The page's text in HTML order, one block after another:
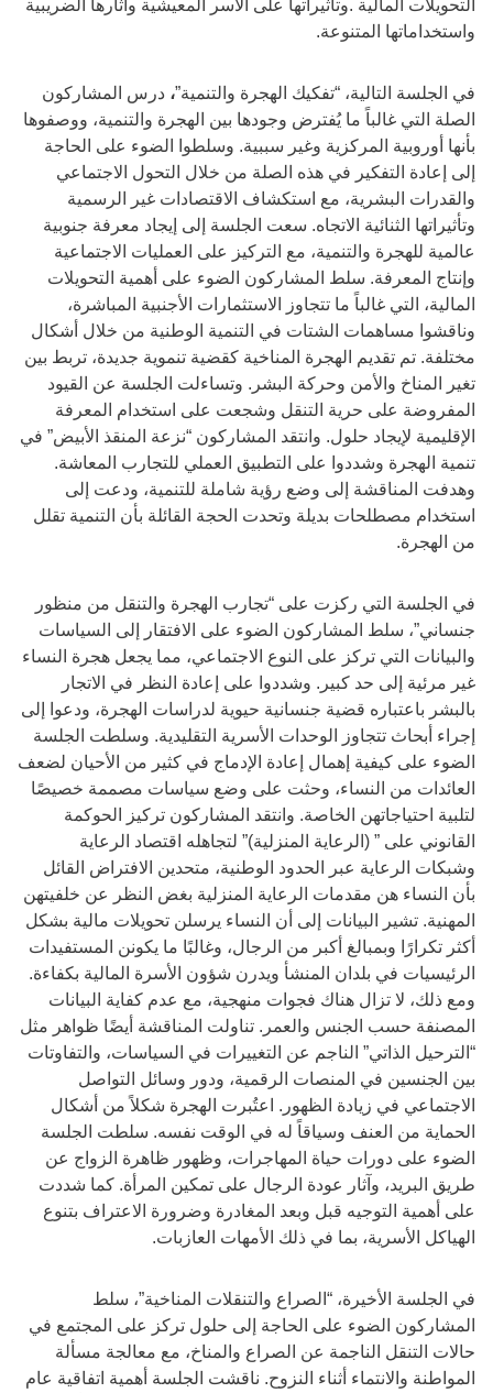
التحويلات المالية .وتأثيراتها على الأسر المعيشية وآثارها الضريبية
واستخداماتها المتنوعة.
في الجلسة التالية، “تفكيك الهجرة والتنمية”، درس المشاركون
الصلة التي غالباً ما يُفترض وجودها بين الهجرة والتنمية، ووصفوها
بأنها أوروبية المركزية وغير سببية. وسلطوا الضوء على الحاجة
إلى إعادة التفكير في هذه الصلة من خلال التحول الاجتماعي
والقدرات البشرية، مع استكشاف الاقتصادات غير الرسمية
وتأثيراتها الثنائية الاتجاه. سعت الجلسة إلى إيجاد معرفة جنوبية
عالمية للهجرة والتنمية، مع التركيز على العمليات الاجتماعية
وإنتاج المعرفة. سلط المشاركون الضوء على أهمية التحويلات
المالية، التي غالباً ما تتجاوز الاستثمارات الأجنبية المباشرة،
وناقشوا مساهمات الشتات في التنمية الوطنية من خلال أشكال
مختلفة. تم تقديم الهجرة المناخية كقضية تنموية جديدة، تربط بين
تغير المناخ والأمن وحركة البشر. وتساءلت الجلسة عن القيود
المفروضة على حرية التنقل وشجعت على استخدام المعرفة
الإقليمية لإيجاد حلول. وانتقد المشاركون “نزعة المنقذ الأبيض” في
تنمية الهجرة وشددوا على التطبيق العملي للتجارب المعاشة.
وهدفت المناقشة إلى وضع رؤية شاملة للتنمية، ودعت إلى
استخدام مصطلحات بديلة وتحدت الحجة القائلة بأن التنمية تقلل
من الهجرة.
في الجلسة التي ركزت على “تجارب الهجرة والتنقل من منظور
جنساني”، سلط المشاركون الضوء على الافتقار إلى السياسات
والبيانات التي تركز على النوع الاجتماعي، مما يجعل هجرة النساء
غير مرئية إلى حد كبير. وشددوا على إعادة النظر في الاتجار
بالبشر باعتباره قضية جنسانية حيوية لدراسات الهجرة، ودعوا إلى
إجراء أبحاث تتجاوز الوحدات الأسرية التقليدية. وسلطت الجلسة
الضوء على كيفية إهمال إعادة الإدماج في كثير من الأحيان لضعف
العائدات من النساء، وحثت على وضع سياسات مصممة خصيصًا
لتلبية احتياجاتهن الخاصة. وانتقد المشاركون تركيز الحوكمة
القانوني على ” (الرعاية المنزلية)” لتجاهله اقتصاد الرعاية
وشبكات الرعاية عبر الحدود الوطنية، متحدين الافتراض القائل
بأن النساء هن مقدمات الرعاية المنزلية بغض النظر عن خلفيتهن
المهنية. تشير البيانات إلى أن النساء يرسلن تحويلات مالية بشكل
أكثر تكرارًا وبمبالغ أكبر من الرجال، وغالبًا ما يكونن المستفيدات
الرئيسيات في بلدان المنشأ ويدرن شؤون الأسرة المالية بكفاءة.
ومع ذلك، لا تزال هناك فجوات منهجية، مع عدم كفاية البيانات
المصنفة حسب الجنس والعمر. تناولت المناقشة أيضًا ظواهر مثل
“الترحيل الذاتي” الناجم عن التغييرات في السياسات، والتفاوتات
بين الجنسين في المنصات الرقمية، ودور وسائل التواصل
الاجتماعي في زيادة الظهور. اعتُبرت الهجرة شكلاً من أشكال
الحماية من العنف وسياقاً له في الوقت نفسه. سلطت الجلسة
الضوء على دورات حياة المهاجرات، وظهور ظاهرة الزواج عن
طريق البريد، وآثار عودة الرجال على تمكين المرأة. كما شددت
على أهمية التوجيه قبل وبعد المغادرة وضرورة الاعتراف بتنوع
الهياكل الأسرية، بما في ذلك الأمهات العازبات.
في الجلسة الأخيرة، “الصراع والتنقلات المناخية”، سلط
المشاركون الضوء على الحاجة إلى حلول تركز على المجتمع في
حالات التنقل الناجمة عن الصراع والمناخ، مع معالجة مسألة
المواطنة والانتماء أثناء النزوح. ناقشت الجلسة أهمية اتفاقية عام